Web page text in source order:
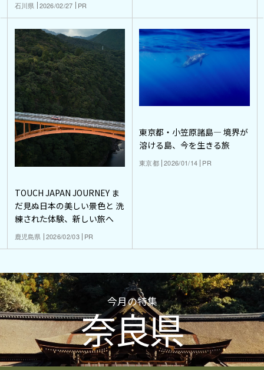
石川県 2026/02/27 PR
TOUCH JAPAN JOURNEY ま
だ見ぬ日本の美しい景色と 洗
練された体験、新しい旅へ
鹿児島県 2026/02/03 PR
東京都・小笠原諸島― 境界が
溶ける島、今を生きる旅
東京都 2026/01/14 PR
今月の特集
奈良県